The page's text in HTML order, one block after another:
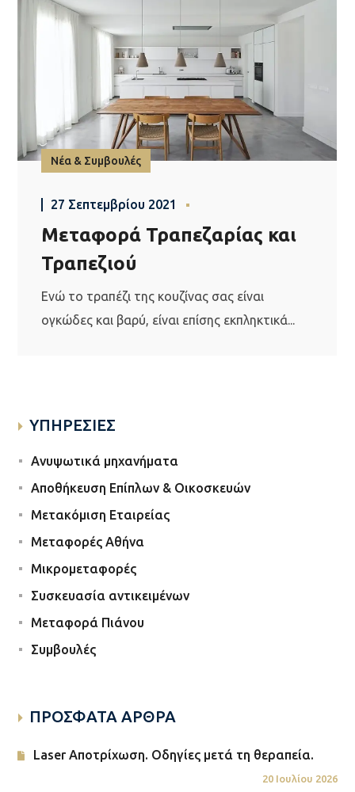
Νέα & Συμβουλές
27 Σεπτεμβρίου 2021
Μεταφορά Τραπεζαρίας και
Τραπεζιού
Ενώ το τραπέζι της κουζίνας σας είναι
ογκώδες και βαρύ, είναι επίσης εκπληκτικά...
ΥΠΗΡΕΣΙΕΣ
Ανυψωτικά μηχανήματα
Αποθήκευση Επίπλων & Οικοσκευών
Μετακόμιση Εταιρείας
Μεταφορές Αθήνα
Μικρομεταφορές
Συσκευασία αντικειμένων
Μεταφορά Πιάνου
Συμβουλές
ΠΡΟΣΦΑΤΑ ΑΡΘΡΑ
Laser Αποτρίχωση. Οδηγίες μετά τη θεραπεία.
20 Ιουλίου 2026